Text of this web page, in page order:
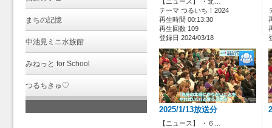
まちの記憶
中池見ミニ水族館
みねっと for School
つるちきゅ♡
テーマ つるいち！2024
再生時間 00:13:30
再生回数 109
登録日 2024/03/18
2025/1/13放送分
【ニュース】 ・６…